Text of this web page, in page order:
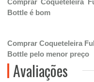
Comprar Coqueteleira
Bottle é bom
Comprar Coqueteleira
Bottle pelo menor preço
Avaliações